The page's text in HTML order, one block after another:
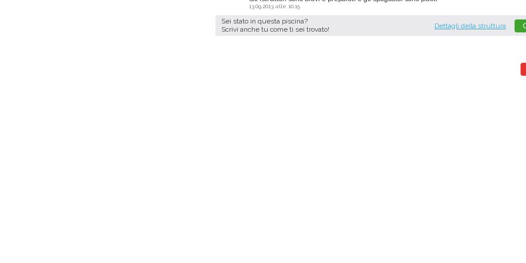
13.09.2013 alle 10.15
Sei stato in questa piscina?
Scrivi anche tu come ti sei trovato!
Dettagli della struttura